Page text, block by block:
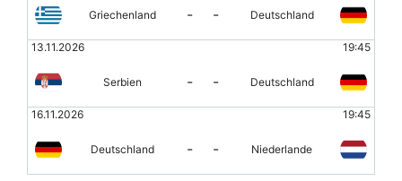
Griechenland - - Deutschland
13.11.2026 19:45
Serbien - - Deutschland
16.11.2026 19:45
Deutschland - - Niederlande